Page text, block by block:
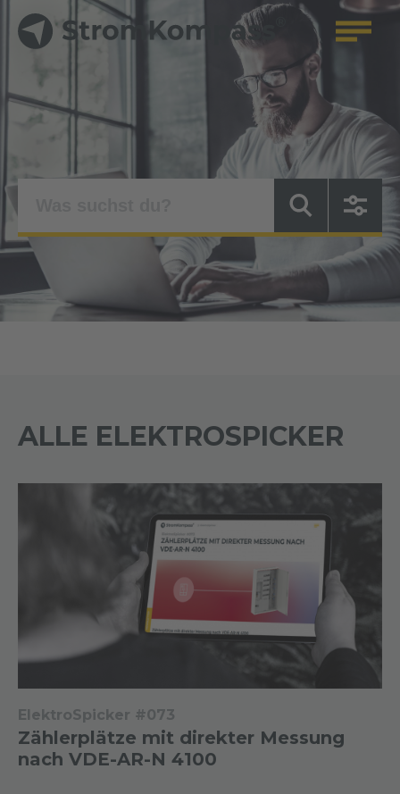
ALLE ELEKTROSPICKER
ElektroSpicker #073
Zählerplätze mit direkter Messung
nach VDE-AR-N 4100